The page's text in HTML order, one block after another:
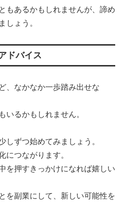
もあるかもしれませんが、諦め
しょう。
ドバイス
、なかなか一歩踏み出せな
いるかもしれません。
しずつ始めてみましょう。
につながります。
を押すきっかけになれば嬉しい
を副業にして、新しい可能性を